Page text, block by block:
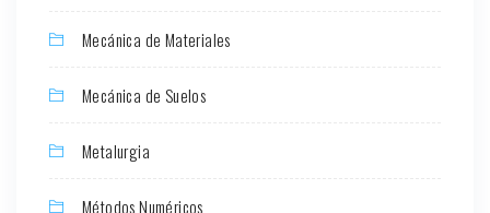
Mecánica de Materiales
Mecánica de Suelos
Metalurgia
Métodos Numéricos